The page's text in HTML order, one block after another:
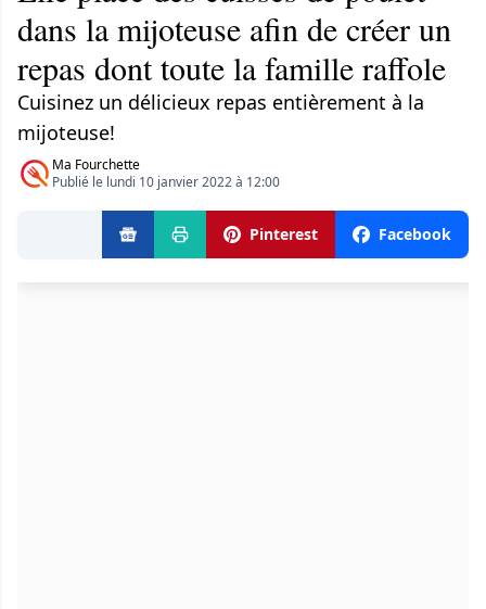
dans la mijoteuse afin de créer un
repas dont toute la famille raffole
Cuisinez un délicieux repas entièrement à la
mijoteuse!
Ma Fourchette
Publié le lundi 10 janvier 2022 à 12:00
Pinterest Facebook